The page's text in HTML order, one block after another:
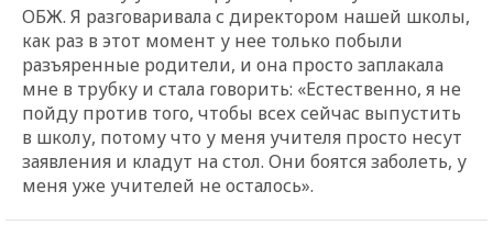
ОБЖ. Я разговаривала с директором нашей школы,
как раз в этот момент у нее только побыли
разъяренные родители, и она просто заплакала
мне в трубку и стала говорить: «Естественно, я не
пойду против того, чтобы всех сейчас выпустить
в школу, потому что у меня учителя просто несут
заявления и кладут на стол. Они боятся заболеть, у
меня уже учителей не осталось».